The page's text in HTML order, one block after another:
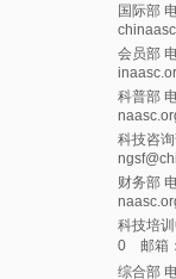
国际部
会员部
科普部
科技咨
财务部
科技培
0 邮箱
综合部